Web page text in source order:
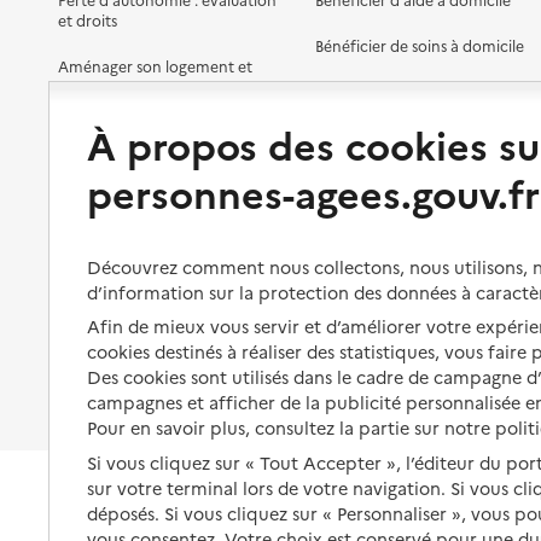
Aide et Soins Amsam
Adresse
31 rue Anne Morgan
03 23 75 51 00
Contact
Rapport HAS
Voir la fiche
Équipe Spécialisée Alzheimer
Source des données : Finess n° 020004305
Mis à jour le : 23/07/2026
Service autonomie à domicile (aide et soins)
Domusvi domicile
Adresse
158 rue de Guise
02100-Saint-Quentin
et droits
Aménager son logement et
s'équiper
Préserver son autonomie et sa
santé
Organiser à l'avance sa propre
protection
Les mesures de protection
À qui s’adresser ?
Les politiques du grand âge
Bénéficier de soins à domicile
Solutions d'accueil temporaire
Être hospitalisé
Fin de vie à domicile
À propos des cookies
personnes-agees.gouv.fr
Découvrez comment nous collectons, nous
d’information sur la protection des données à
Afin de mieux vous servir et d’améliorer votre
cookies destinés à réaliser des statistiques, vous
Des cookies sont utilisés dans le cadre de
campagnes et afficher de la publicité personnalisée
Pour en savoir plus, consultez la partie sur notre
Si vous cliquez sur « Tout Accepter », l’éditeur du
sur votre terminal lors de votre navigation. Si vous
déposés. Si vous cliquez sur « Personnaliser », vous